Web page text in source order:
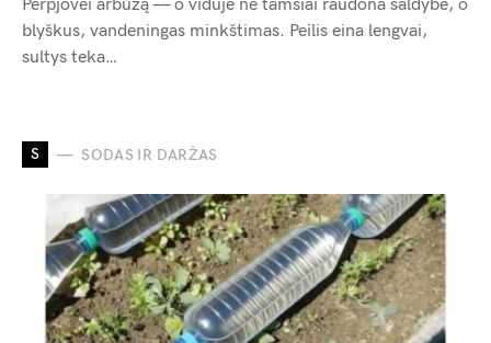
Perpjovei arbūzą — o viduje ne tamsiai raudona saldybė, o
blyškus, vandeningas minkštimas. Peilis eina lengvai,
sultys teka…
S SODAS IR DARŽAS